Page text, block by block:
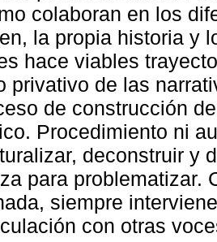
colaboran en los
la propia historia y
hace viables
privativo de las
de construcción
Procedimiento ni
deconstruir y
para problematizar.
siempre
con otras